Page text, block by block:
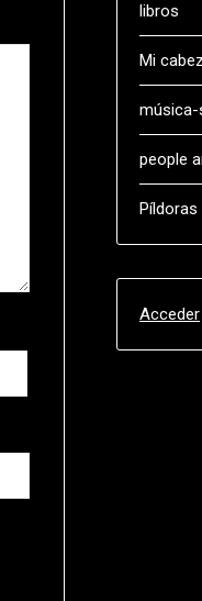
libros
Mi
música-
people
Píldoras
Acceder